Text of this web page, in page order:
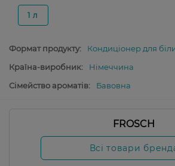
1 л
Формат продукту:
Кондиціонер для
Країна-виробник:
Німеччина
Сімейство ароматів:
Бавовна
FROSCH
Всі товари